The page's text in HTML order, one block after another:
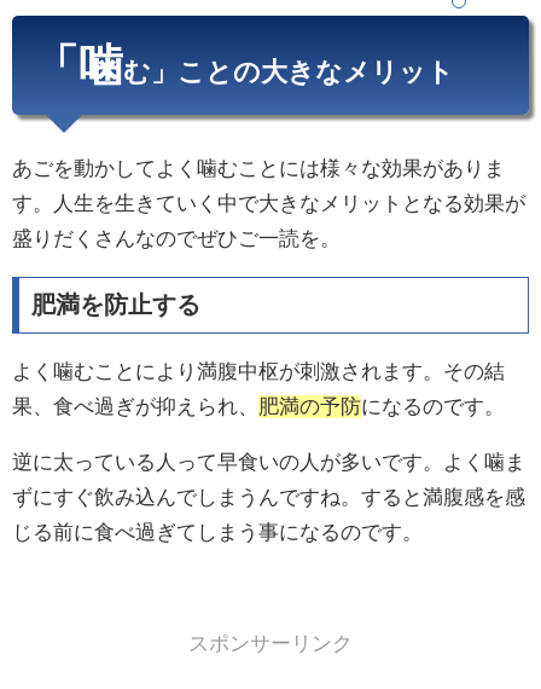
「噛む」ことの大きなメリット
あごを動かしてよく噛むことには様々な効果がありま
す。人生を生きていく中で大きなメリットとなる効果が
盛りだくさんなのでぜひご一読を。
肥満を防止する
よく噛むことにより満腹中枢が刺激されます。その結
果、食べ過ぎが抑えられ、
肥満の予防になるのです。
逆に太っている人って早食いの人が多いです。よく噛ま
ずにすぐ飲み込んでしまうんですね。すると満腹感を感
じる前に食べ過ぎてしまう事になるのです。
スポンサーリンク